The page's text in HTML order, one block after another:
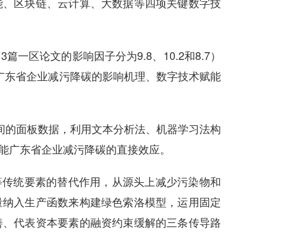
一区论文的影响因子分为9.8、10.2和8.7）
省企业减污降碳的影响机理、数字技术赋能
面板数据，利用文本分析法、机器学习法构
东省企业减污降碳的直接效应。
统要素的替代作用，从源头上减少污染物和
入生产函数来构建绿色索洛模型，运用固定
代表资本要素的融资约束缓解的三条传导路